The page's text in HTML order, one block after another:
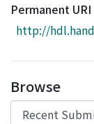
Access
Permanent
http://
Browse